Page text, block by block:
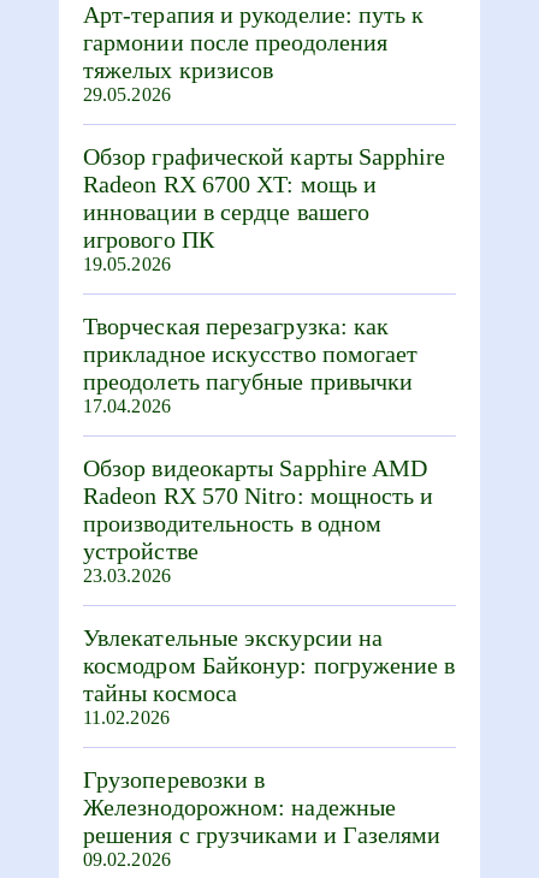
Арт-терапия и рукоделие: путь к
гармонии после преодоления
тяжелых кризисов
29.05.2026
Обзор графической карты Sapphire
Radeon RX 6700 XT: мощь и
инновации в сердце вашего
игрового ПК
19.05.2026
Творческая перезагрузка: как
прикладное искусство помогает
преодолеть пагубные привычки
17.04.2026
Обзор видеокарты Sapphire AMD
Radeon RX 570 Nitro: мощность и
производительность в одном
устройстве
23.03.2026
Увлекательные экскурсии на
космодром Байконур: погружение в
тайны космоса
11.02.2026
Грузоперевозки в
Железнодорожном: надежные
решения с грузчиками и Газелями
09.02.2026